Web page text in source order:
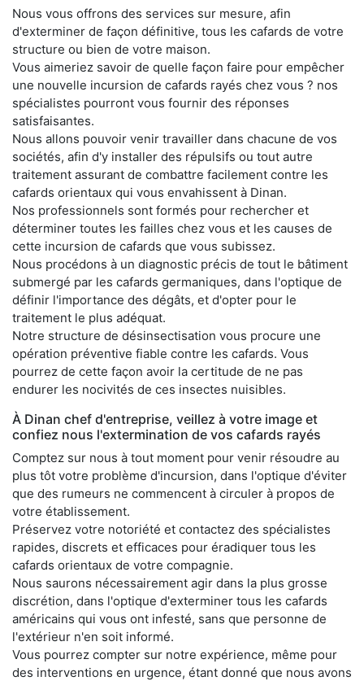
Nous vous offrons des services sur mesure, afin
d'exterminer de façon définitive, tous les cafards de votre
structure ou bien de votre maison.
Vous aimeriez savoir de quelle façon faire pour empêcher
une nouvelle incursion de cafards rayés chez vous ? nos
spécialistes pourront vous fournir des réponses
satisfaisantes.
Nous allons pouvoir venir travailler dans chacune de vos
sociétés, afin d'y installer des répulsifs ou tout autre
traitement assurant de combattre facilement contre les
cafards orientaux qui vous envahissent à Dinan.
Nos professionnels sont formés pour rechercher et
déterminer toutes les failles chez vous et les causes de
cette incursion de cafards que vous subissez.
Nous procédons à un diagnostic précis de tout le bâtiment
submergé par les cafards germaniques, dans l'optique de
définir l'importance des dégâts, et d'opter pour le
traitement le plus adéquat.
Notre structure de désinsectisation vous procure une
opération préventive fiable contre les cafards. Vous
pourrez de cette façon avoir la certitude de ne pas
endurer les nocivités de ces insectes nuisibles.
À Dinan chef d'entreprise, veillez à votre image et
confiez nous l'extermination de vos cafards rayés
Comptez sur nous à tout moment pour venir résoudre au
plus tôt votre problème d'incursion, dans l'optique d'éviter
que des rumeurs ne commencent à circuler à propos de
votre établissement.
Préservez votre notoriété et contactez des spécialistes
rapides, discrets et efficaces pour éradiquer tous les
cafards orientaux de votre compagnie.
Nous saurons nécessairement agir dans la plus grosse
discrétion, dans l'optique d'exterminer tous les cafards
américains qui vous ont infesté, sans que personne de
l'extérieur n'en soit informé.
Vous pourrez compter sur notre expérience, même pour
des interventions en urgence, étant donné que nous avons